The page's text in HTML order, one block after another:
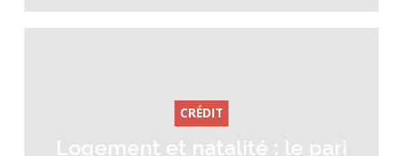
CRÉDIT
Logement et natalité : le pari